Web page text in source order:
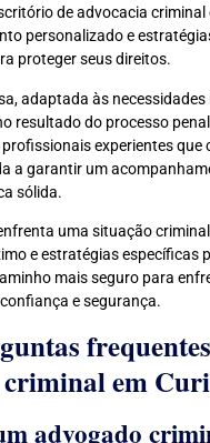
de advocacia criminal
personalizado e
proteger seus direitos.
adaptada às
resultado do processo
profissionais experientes que
a garantir um
sólida.
uma situação
e estratégias específicas
mais seguro para
e segurança.
criminal em
advogado